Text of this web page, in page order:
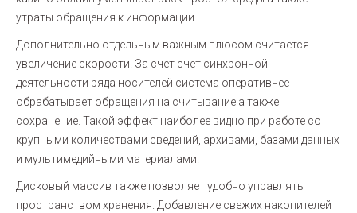
утраты обращения к информации.
Дополнительно отдельным важным плюсом считается
увеличение скорости. За счет счет синхронной
деятельности ряда носителей система оперативнее
обрабатывает обращения на считывание а также
сохранение. Такой эффект наиболее видно при работе со
крупными количествами сведений, архивами, базами данных
и мультимедийными материалами.
Дисковый массив также позволяет удобно управлять
пространством хранения. Добавление свежих накопителей